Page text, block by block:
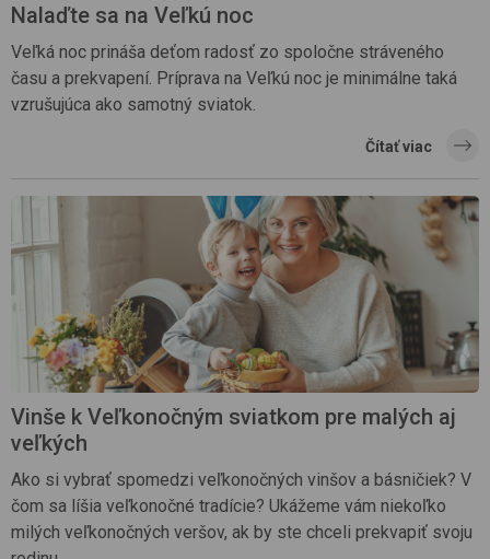
Nalaďte sa na Veľkú noc
Veľká noc prináša deťom radosť zo spoločne stráveného
času a prekvapení. Príprava na Veľkú noc je minimálne taká
vzrušujúca ako samotný sviatok.
Čítať viac
Vinše k Veľkonočným sviatkom pre malých aj
veľkých
Ako si vybrať spomedzi veľkonočných vinšov a básničiek? V
čom sa líšia veľkonočné tradície? Ukážeme vám niekoľko
milých veľkonočných veršov, ak by ste chceli prekvapiť svoju